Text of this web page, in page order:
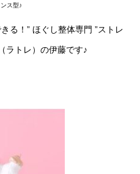
ス型♪
る！ ” ほぐし整体専門 ”ストレ
ラトレ）の伊藤です♪